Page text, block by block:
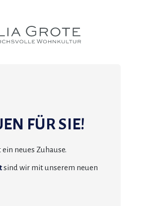
FÜR SIE!
neues Zuhause.
sind wir mit unserem neuen